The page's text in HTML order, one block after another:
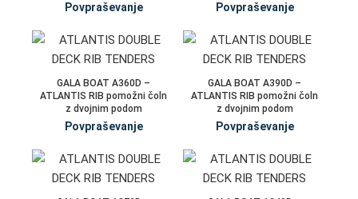
Povpraševanje Povpraševanje
GALA BOAT A360D –
ATLANTIS RIB pomožni čoln
z dvojnim podom
Povpraševanje
GALA BOAT A390D –
ATLANTIS RIB pomožni čoln
z dvojnim podom
Povpraševanje